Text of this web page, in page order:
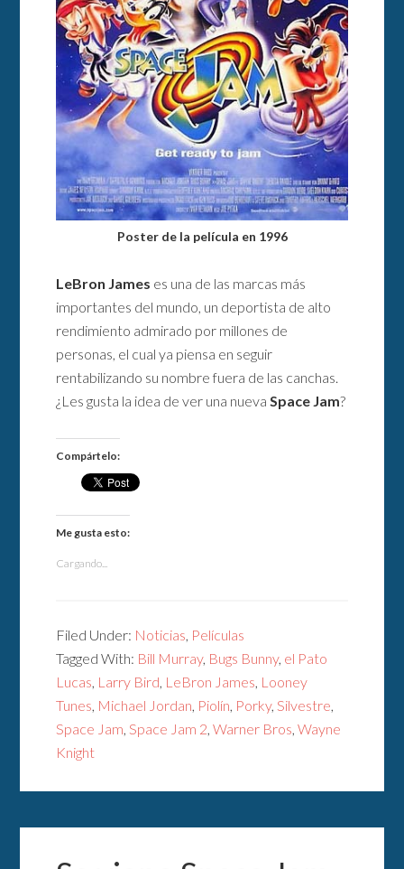
Poster de la película en 1996
LeBron James es una de las marcas más
importantes del mundo, un deportista de alto
rendimiento admirado por millones de
personas, el cual ya piensa en seguir
rentabilizando su nombre fuera de las canchas.
¿Les gusta la idea de ver una nuevaSpace Jam?
Compártelo:
Me gusta esto:
Cargando...
Filed Under: Noticias, Películas
Tagged With: Bill Murray, Bugs Bunny, el Pato
Lucas, Larry Bird, LeBron James, Looney
Tunes, Michael Jordan, Piolín, Porky,Silvestre,
Space Jam,Space Jam 2,Warner Bros,Wayne
Knight